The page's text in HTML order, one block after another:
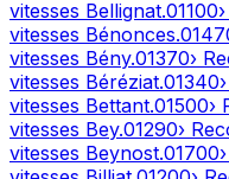
vitesses Bellignat.01100
vitesses Bénonces.
vitesses Bény.01370›
vitesses Béréziat.01340
vitesses Bettant.01500›
vitesses Bey.01290›
vitesses Beynost.01700